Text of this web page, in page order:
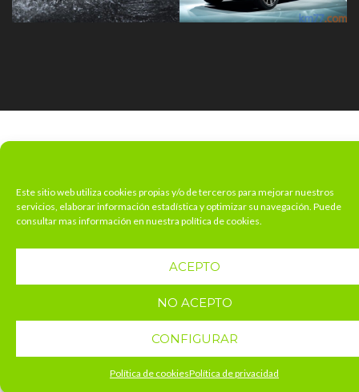
Este sitio web utiliza cookies propias y/o de terceros para mejorar nuestros
servicios, elaborar información estadística y optimizar su navegación. Puede
consultar mas información en nuestra política de cookies.
ACEPTO
NO ACEPTO
CONFIGURAR
Política de cookiesPolítica de privacidad